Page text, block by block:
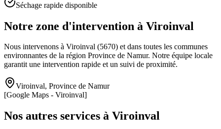
Séchage rapide disponible
Notre zone d'intervention à Viroinval
Nous intervenons à Viroinval (5670) et dans toutes les communes
environnantes de la région Province de Namur. Notre équipe locale
garantit une intervention rapide et un suivi de proximité.
Viroinval, Province de Namur
[Google Maps - Viroinval]
Nos autres services à Viroinval